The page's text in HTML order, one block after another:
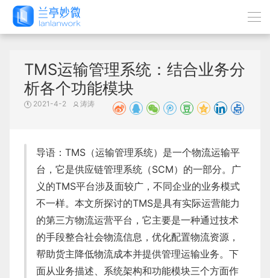
TMS运输管理系统：结合业务分
析各个功能模块
2021-4-2 涛涛
导语：TMS（运输管理系统）是一个物流运输平
台，它是供应链管理系统（SCM）的一部分。广
义的TMS平台涉及面较广，不同企业的业务模式
不一样。本文所探讨的TMS是具有实际运营能力
的第三方物流运营平台，它主要是一种通过技术
的手段整合社会物流信息，优化配置物流资源，
帮助货主降低物流成本并提供管理运输业务。下
面从业务描述、系统架构和功能模块三个方面作